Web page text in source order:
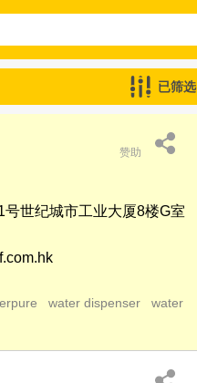
已筛选
赞助
号世纪城市工业大厦8楼G室
water dispenser
water